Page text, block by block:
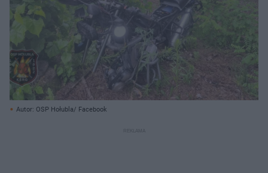
Autor: OSP Hołubla/ Facebook